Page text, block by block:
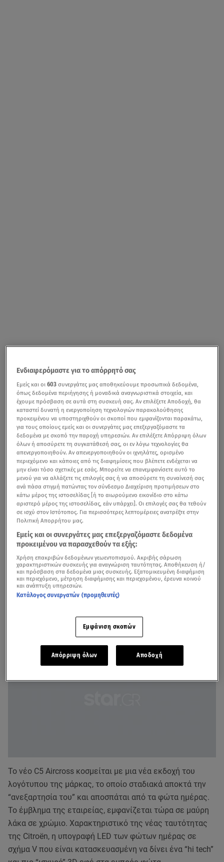
Με περισσότερες από 260.000 πωλήσεις από το
λανσάρισμά του στα τέλη του 2018, το C5 Aircross έχει
αφήσει το στίγμα του στην άκρως ανταγωνιστική
κατηγορία των μικρομεσαίων SUV με την ευρυχωρία,
την πρακτικότητά του και, πάνω απ' όλα, την άνεσή του
χάρη στο ολοκληρωμένο πρόγραμμα Citroën Advanced
Comfort®, που είναι σημείο αναφοράς στην κατηγορία.
Βασισμένο στην εμπειρία της μάρκας, το πολυτελές
εσωτερικό είναι μια πραγματική “υπογραφή” για τη
Το νέο C5 Aircross κοσμείται με μια νέα εκδοχή του
λογότυπου της μάρκας, το οποίο σταδιακά αποκτά την
“ανεξαρτησία του” και αποσπάται από τα φώτα ημέρας.
Το έμβλημα της εταιρείας, εμφανίζεται τώρα σε μαύρη
λάκα σε χρώμιο. Χαρακτηριστικό της νέας ταυτότητας
της Citroën, η υπογραφή LED των φώτων ημέρας σε
σχήμα V που είναι κατασκευασμένη να δίνει ένα “hi tech”
Ενδιαφερόμαστε για το απόρρητό σας
Εμείς και οι603 συνεργάτες μας αποθηκεύουμε προσωπικά δεδομένα,
όπως δεδομένα περιήγησης ή μοναδικά αναγνωριστικά στοιχεία, και
έχουμε πρόσβαση σε αυτά στη συσκευή σας. Αν επιλέξετε Αποδοχή, θα
καταστεί δυνατή η ενεργοποίηση τεχνολογιών παρακολούθησης
προκειμένου να υποστηριχθούν οι σκοποί που εμφανίζονται παρακάτω,
για τους οποίους εμείς και οι συνεργάτες μας επεξεργαζόμαστε τα
δεδομένα με σκοπό την παροχή υπηρεσιών. Αν επιλέξετε Απόρριψη όλων
όλων ή αποσύρετε τη συγκατάθεσή σας, οι εν λόγω τεχνολογίες θα
απενεργοποιηθούν. Αν απενεργοποιηθούν οι ιχνηλάτες, ορισμένο
περιεχόμενο και κάποιες από τις διαφημίσεις που βλέπετε ενδέχεται να
μην είναι τόσο σχετικές με εσάς. Μπορείτε να επανεμφανίσετε αυτό το
μενού για να αλλάξετε τις επιλογές σας ή να αποσύρετε τη συναίνεσή σας
ανά πάσα στιγμή πατώντας τον σύνδεσμο Διαχείριση προτιμήσεων στο
κάτω μέρος της ιστοσελίδας [ή το αιωρούμενο εικονίδιο στο κάτω
αριστερό μέρος της ιστοσελίδας, εάν υπάρχει]. Οι επιλογές σας θα τεθούν
σε ισχύ στον Ιστότοπος. Για περισσότερες λεπτομέρειες ανατρέξτε στην
Πολιτική Απορρήτου μας.
Εμείς και οι συνεργάτες μας επεξεργαζόμαστε δεδομένα
προκειμένου να παρασχεθούν τα εξής:
Χρήση επακριβών δεδομένων γεωεντοπισμού. Ακριβής σάρωση
χαρακτηριστικών συσκευής για αναγνώριση ταυτότητας. Αποθήκευση ή/
και πρόσβαση στα δεδομένα μιας συσκευής. Εξατομικευμένη διαφήμιση
και περιεχόμενο, μέτρηση διαφήμισης και περιεχομένου, έρευνα κοινού
και ανάπτυξη υπηρεσιών.
Κατάλογος συνεργατών (προμηθευτές)
Εμφάνιση σκοπών
Απόρριψη όλων Αποδοχή